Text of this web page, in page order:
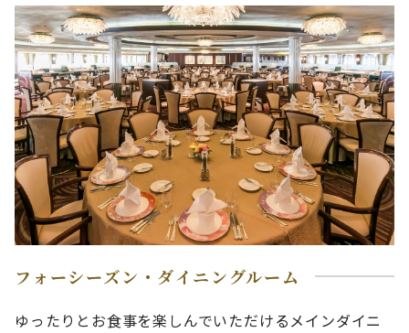
フォーシーズン・ダイニングルーム
ゆったりとお食事を楽しんでいただけるメインダイニ